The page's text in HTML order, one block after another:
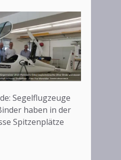
Segelflugzeuge
haben in der
Spitzenplätze